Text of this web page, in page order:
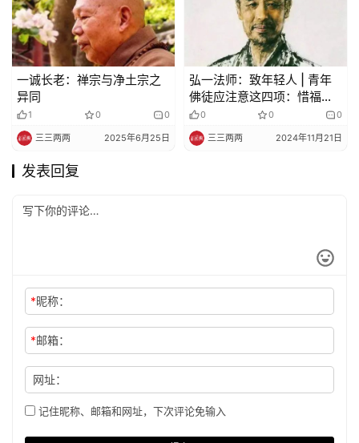
一诚长老：禅宗与净土宗之
异同
1 0 0
三三两两 2025年6月25日
弘一法师：致年轻人 | 青年
佛徒应注意这四项：惜福、
习劳、持戒、自尊
0 0 0
三三两两 2024年11月21日
发表回复
*昵称：
*邮箱：
网址：
记住昵称、邮箱和网址，下次评论免输入